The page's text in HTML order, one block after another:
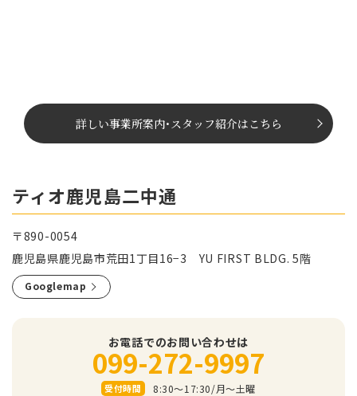
詳しい事業所案内･ スタッフ紹介はこちら
ティオ鹿児島二中通
〒890-0054
鹿児島県鹿児島市荒田1丁目16−3 YU FIRST BLDG. 5階
Googlemap
お電話でのお問い合わせは
099-272-9997
受付時間 8:30～17:30/⽉〜⼟曜